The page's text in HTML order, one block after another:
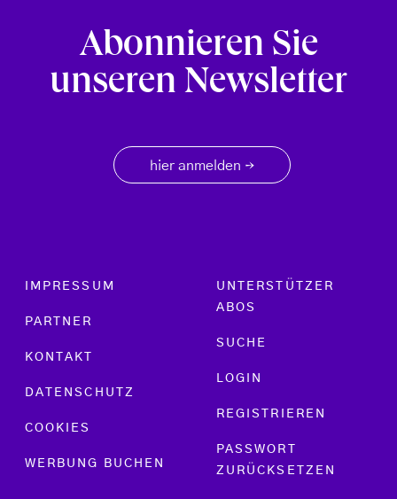
Abonnieren Sie
unseren Newsletter
hier anmelden →
Footer menu
IMPRESSUM
PARTNER
KONTAKT
DATENSCHUTZ
COOKIES
WERBUNG BUCHEN
UNTERSTÜTZER
ABOS
SUCHE
LOGIN
REGISTRIEREN
PASSWORT
ZURÜCKSETZEN